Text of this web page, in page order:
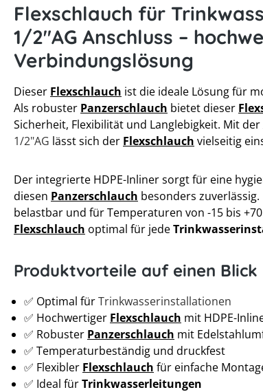
Flexschlauch für
1/2"AG Anschluss –
Verbindungslösung
Dieser Flexschlauch ist die ideale Lösung für
Als robuster Panzerschlauch bietet dieser
Sicherheit, Flexibilität und Langlebigkeit. Mit
1/2"AG lässt sich der Flexschlauch vielseitig
Der integrierte HDPE-Inliner sorgt für eine
diesen Panzerschlauch besonders zuverlässig.
belastbar und für Temperaturen von -15 bis
Flexschlauch optimal für jede
Produktvorteile auf einen Blick
✅ Optimal fürTrinkwasserinstallationen
✅ Hochwertiger Flexschlauch mit HDPE-
✅ Robuster Panzerschlauch mit
✅ Temperaturbeständig und druckfest
✅ Flexibler Flexschlauch für einfache
✅ Ideal fürTrinkwasserleitungen